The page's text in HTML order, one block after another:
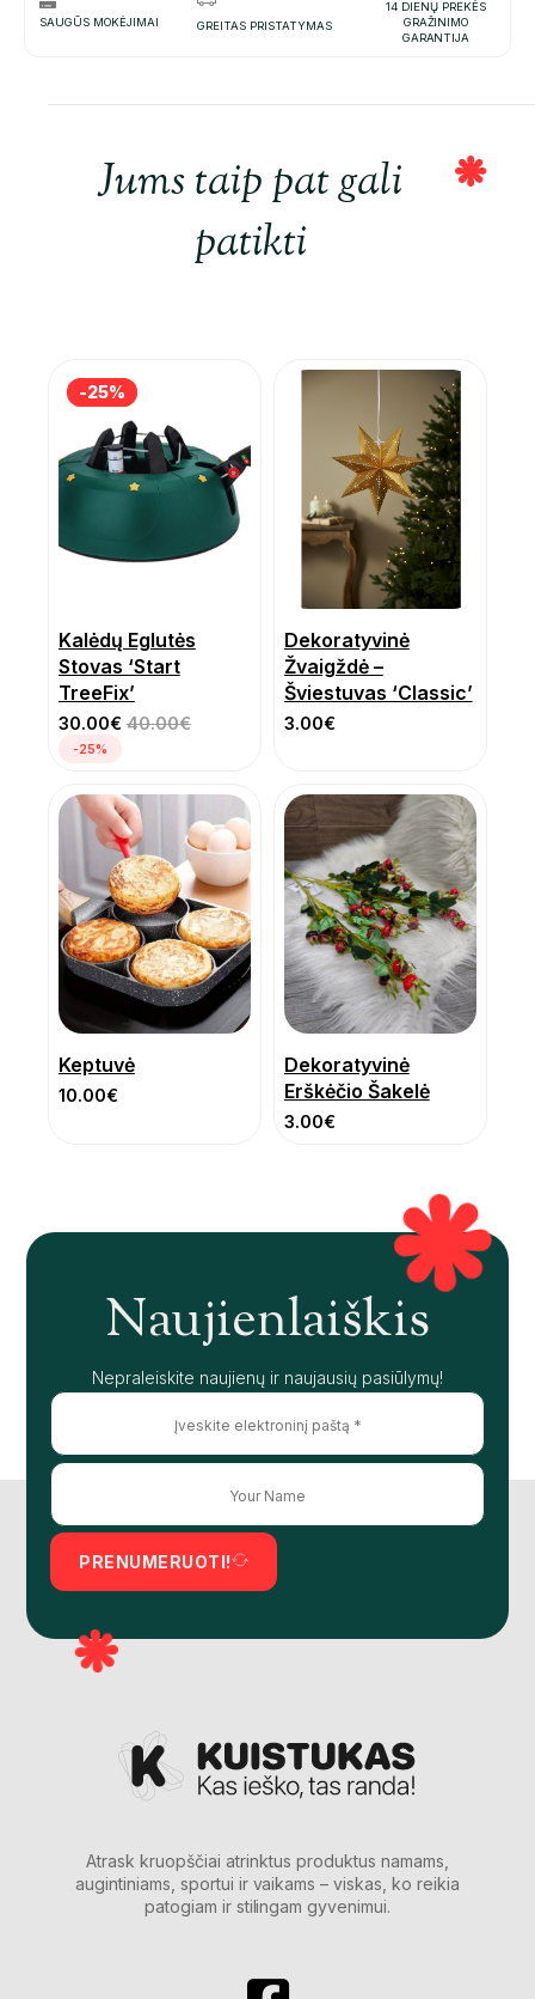
SAUGŪS MOKĖJIMAI GREITAS PRISTATYMAS
14 DIENŲ PREKĖS
GRAŽINIMO
GARANTIJA
Jums taip pat gali
patikti
Kalėdų Eglutės
Stovas ‘Start
TreeFix’
30.00€ 40.00€
-25%
-25%
-25%
Dekoratyvinė
Žvaigždė –
Šviestuvas ‘Classic’
3.00€
Keptuvė
10.00€
Dekoratyvinė
Erškėčio Šakelė
3.00€
Naujienlaiškis
Nepraleiskite naujienų ir naujausių pasiūlymų!
PRENUMERUOTI!
Atrask kruopščiai atrinktus produktus namams,
augintiniams, sportui ir vaikams – viskas, ko reikia
patogiam ir stilingam gyvenimui.